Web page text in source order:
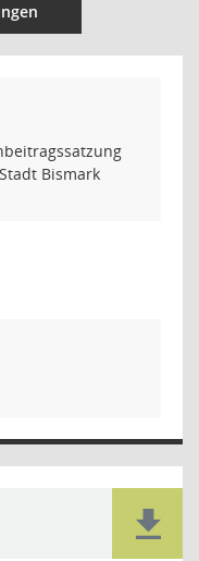
Bismark